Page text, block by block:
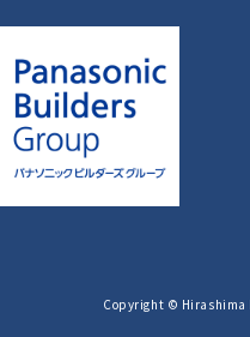
Copyright © Hirashima